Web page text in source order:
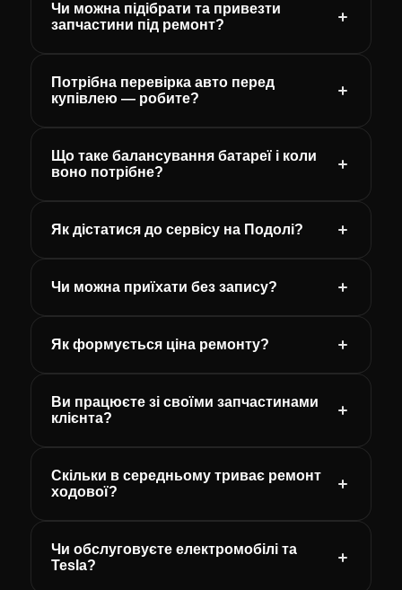
Чи можна підібрати та привезти
запчастини під ремонт?
Потрібна перевірка авто перед
купівлею — робите?
Що таке балансування батареї і коли
воно потрібне?
Як дістатися до сервісу на Подолі?
Чи можна приїхати без запису?
Як формується ціна ремонту?
Ви працюєте зі своїми запчастинами
клієнта?
Скільки в середньому триває ремонт
ходової?
Чи обслуговуєте електромобілі та
Tesla?